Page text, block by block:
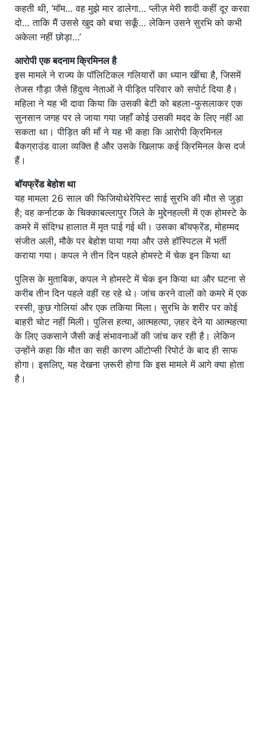
कहती थी, ‘मॉम… वह मुझे मार डालेगा… प्लीज़ मेरी शादी कहीं दूर करवा
दो… ताकि मैं उससे खुद को बचा सकूँ… लेकिन उसने सुरभि को कभी
अकेला नहीं छोड़ा…’
आरोपी एक बदनाम क्रिमिनल है
इस मामले ने राज्य के पॉलिटिकल गलियारों का ध्यान खींचा है, जिसमें
तेजस गौड़ा जैसे हिंदुत्व नेताओं ने पीड़ित परिवार को सपोर्ट दिया है।
महिला ने यह भी दावा किया कि उसकी बेटी को बहला-फुसलाकर एक
सुनसान जगह पर ले जाया गया जहाँ कोई उसकी मदद के लिए नहीं आ
सकता था। पीड़ित की माँ ने यह भी कहा कि आरोपी क्रिमिनल
बैकग्राउंड वाला व्यक्ति है और उसके खिलाफ कई क्रिमिनल केस दर्ज
हैं।
बॉयफ्रेंड बेहोश था
यह मामला 26 साल की फिजियोथेरेपिस्ट साई सुरभि की मौत से जुड़ा
है; वह कर्नाटक के चिक्काबल्लापुर जिले के मुद्देनहल्ली में एक होमस्टे के
कमरे में संदिग्ध हालात में मृत पाई गई थी। उसका बॉयफ्रेंड, मोहम्मद
संजीत अली, मौके पर बेहोश पाया गया और उसे हॉस्पिटल में भर्ती
कराया गया। कपल ने तीन दिन पहले होमस्टे में चेक इन किया था
पुलिस के मुताबिक, कपल ने होमस्टे में चेक इन किया था और घटना से
करीब तीन दिन पहले वहीं रह रहे थे। जांच करने वालों को कमरे में एक
रस्सी, कुछ गोलियां और एक तकिया मिला। सुरभि के शरीर पर कोई
बाहरी चोट नहीं मिली। पुलिस हत्या, आत्महत्या, ज़हर देने या आत्महत्या
के लिए उकसाने जैसी कई संभावनाओं की जांच कर रही है। लेकिन
उन्होंने कहा कि मौत का सही कारण ऑटोप्सी रिपोर्ट के बाद ही साफ
होगा। इसलिए, यह देखना ज़रूरी होगा कि इस मामले में आगे क्या होता
है।